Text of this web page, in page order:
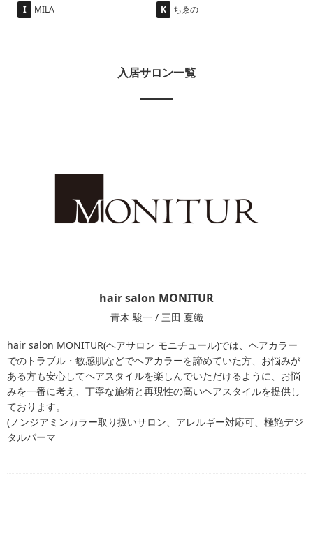
I
MILA K ちゑの
入居サロン一覧
hair salon MONITUR
青木 駿一 / 三田 夏織
hair salon MONITUR(ヘアサロン モニチュール)では、ヘアカラー
でのトラブル・敏感肌などでヘアカラーを諦めていた方、お悩みが
ある方も安心してヘアスタイルを楽しんでいただけるように、お悩
みを一番に考え、丁寧な施術と再現性の高いヘアスタイルを提供し
ております。
(ノンジアミンカラー取り扱いサロン、アレルギー対応可、極艶デジ
タルパーマ